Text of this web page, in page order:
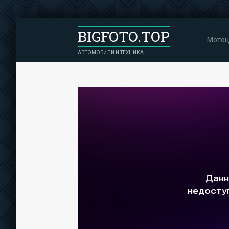
BIGFOTO.TOP
АВТОМОБИЛИ И ТЕХНИКА